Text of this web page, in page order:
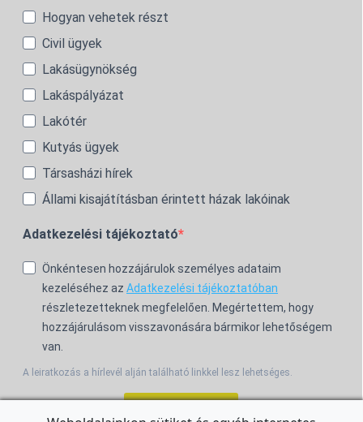
Hogyan vehetek részt
Civil ügyek
Lakásügynökség
Lakáspályázat
Lakótér
Kutyás ügyek
Társasházi hírek
Állami kisajátításban érintett házak lakóinak
Adatkezelési tájékoztató
Önkéntesen hozzájárulok személyes adataim
kezeléséhez az Adatkezelési tájékoztatóban
részletezetteknek megfelelően. Megértettem, hogy
hozzájárulásom visszavonására bármikor lehetőségem
van.
A leiratkozás a hírlevél alján található linkkel lesz lehetséges.